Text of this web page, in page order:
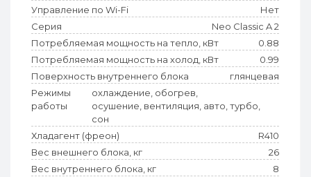
Управление по Wi-Fi
Нет
Серия
Neo Classic A 2
Потребляемая мощность на тепло, кВт
0.88
Потребляемая мощность на холод, кВт
0.99
Поверхность внутреннего блока
глянцевая
Режимы
работы
охлаждение, обогрев,
осушение, вентиляция, авто, турбо,
сон
Хладагент (фреон)
R410
Вес внешнего блока, кг
26
Вес внутреннего блока, кг
8